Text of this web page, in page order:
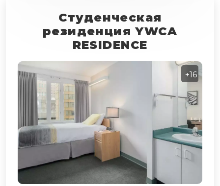
Студенческая
резиденция YWCA
RESIDENCE
+16